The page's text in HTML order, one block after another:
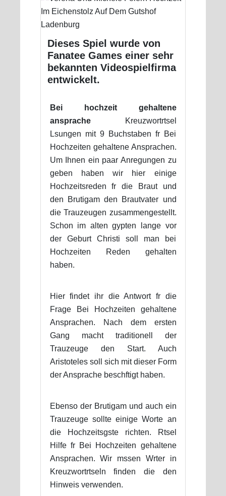
Dieses Spiel wurde von
Fanatee Games einer sehr
bekannten Videospielfirma
entwickelt.
Bei hochzeit gehaltene
anspracheKreuzwortrtsel
Lsungen mit 9 Buchstaben fr Bei
Hochzeiten gehaltene Ansprachen.
Um Ihnen ein paar Anregungen zu
geben haben wir hier einige
Hochzeitsreden fr die Braut und
den Brutigam den Brautvater und
die Trauzeugen zusammengestellt.
Schon im alten gypten lange vor
der Geburt Christi soll man bei
Hochzeiten Reden gehalten
haben.
Hier findet ihr die Antwort fr die
Frage Bei Hochzeiten gehaltene
Ansprachen. Nach dem ersten
Gang macht traditionell der
Trauzeuge den Start. Auch
Aristoteles soll sich mit dieser Form
der Ansprache beschftigt haben.
Ebenso der Brutigam und auch ein
Trauzeuge sollte einige Worte an
die Hochzeitsgste richten. Rtsel
Hilfe fr Bei Hochzeiten gehaltene
Ansprachen. Wir mssen Wrter in
Kreuzwortrtseln finden die den
Hinweis verwenden.